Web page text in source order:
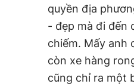
quyền địa
- đẹp mà đi đến
chiếm. Mấy anh
còn xe hàng
cũng chỉ ra một